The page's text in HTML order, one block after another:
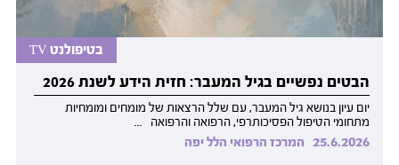
בטיפולנט TV
הבטים נפשיים בגיל המעבר: חזית הידע לשנת 2026
יום עיון בנושא גיל המעבר, עם שלל הרצאות של מומחים ומומחיות
מתחומי הטיפול הפסיכותרפי, הרפואה והרפואה ...
25.6.2026 המרכז הרפואי הלל יפה